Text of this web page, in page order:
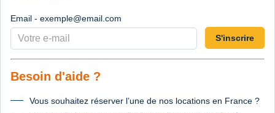
Email - exemple@email.com
S'inscrire
Besoin d'aide ?
Vous souhaitez réserver l’une de nos locations en France ?